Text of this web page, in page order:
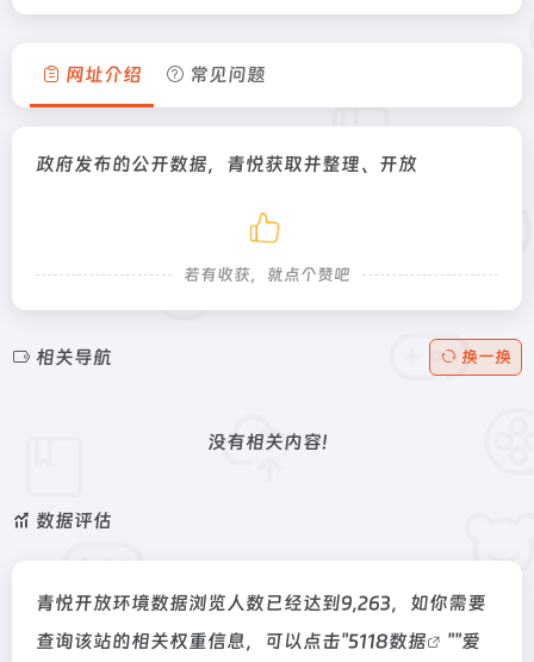
网址介绍 常见问题
政府发布的公开数据，青悦获取并整理、开放
若有收获，就点个赞吧
相关导航 换一换
没有相关内容!
数据评估
青悦开放环境数据浏览人数已经达到9,263，如你需要
查询该站的相关权重信息，可以点击"5118数据 ""爱